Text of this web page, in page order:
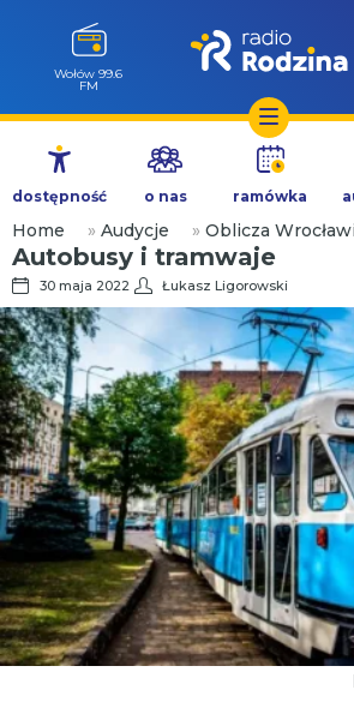
Przejdź
treści
Wołów 99.6
FM
dostępność o nas ramówka
Home » Audycje » Oblicza
Autobusy i tramwaje
30 maja 2022 Łukasz Ligorowski